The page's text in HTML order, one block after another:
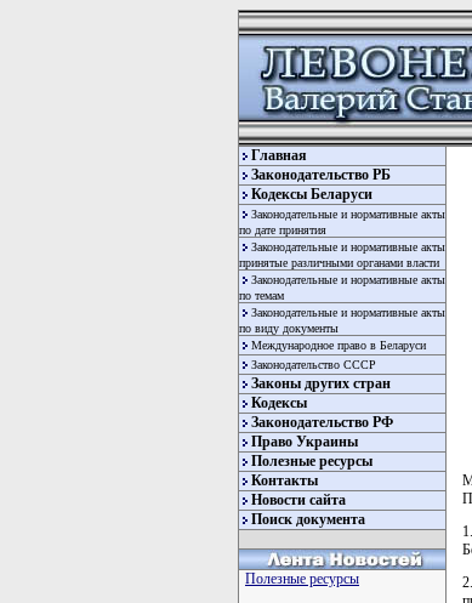
Главная
Законодательство РБ
Кодексы Беларуси
Законодательные и нормативные акты
по дате принятия
Законодательные и нормативные акты
принятые различными органами власти
Законодательные и нормативные акты
по темам
Законодательные и нормативные акты
по виду документы
Международное право в Беларуси
Законодательство СССР
Законы других стран
Кодексы
Законодательство РФ
Право Украины
Полезные ресурсы
Контакты
Новости сайта
Поиск документа
Полезные ресурсы